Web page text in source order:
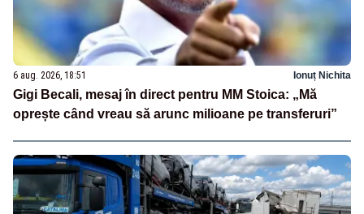
6 aug. 2026, 18:51 Ionuț Nichita
Gigi Becali, mesaj în direct pentru MM Stoica: „Mă
oprește când vreau să arunc milioane pe transferuri”